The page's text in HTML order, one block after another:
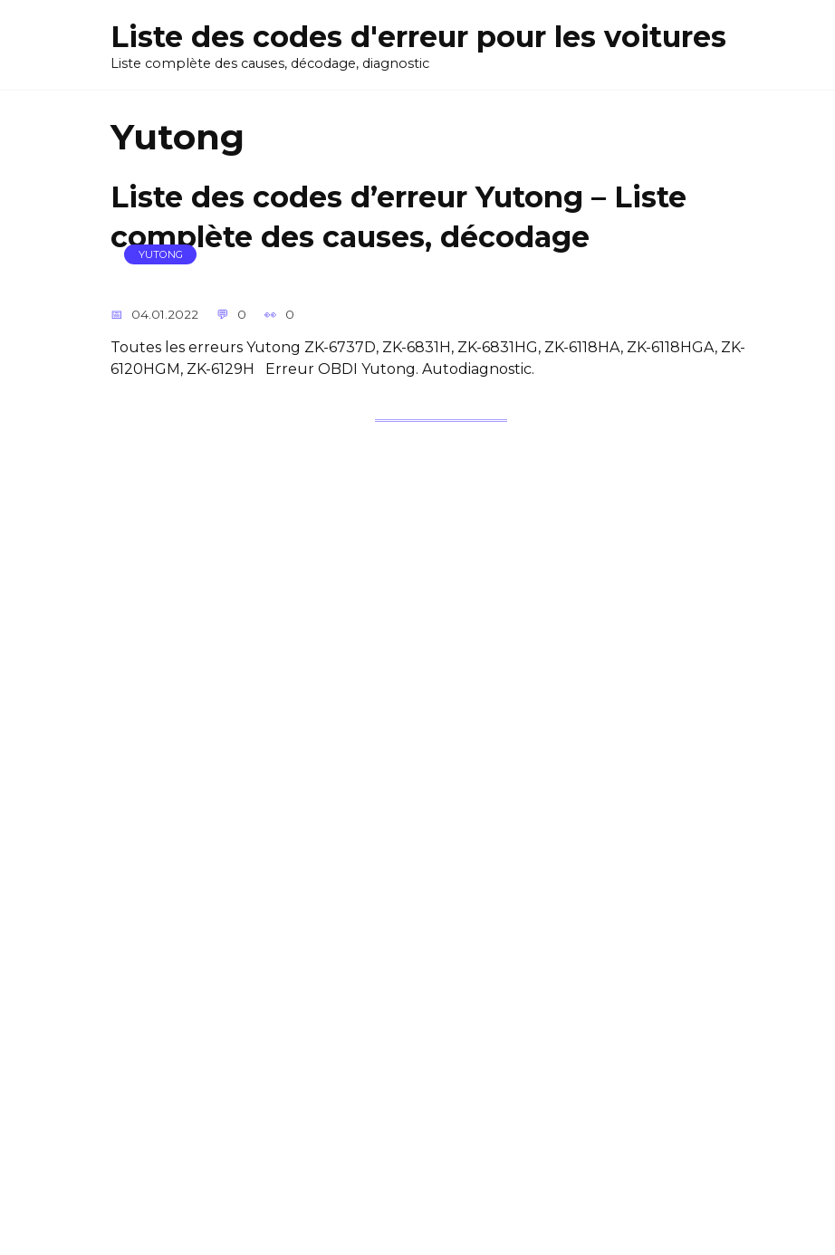
Liste des codes d'erreur pour les voitures
Liste complète des causes, décodage, diagnostic
Yutong
Liste des codes d’erreur Yutong – Liste
complète des causes, décodage
YUTONG
04.01.2022 0 0
Toutes les erreurs Yutong ZK-6737D, ZK-6831H, ZK-6831HG, ZK-6118HA, ZK-6118HGA, ZK-
6120HGM, ZK-6129H Erreur OBDI Yutong. Autodiagnostic.